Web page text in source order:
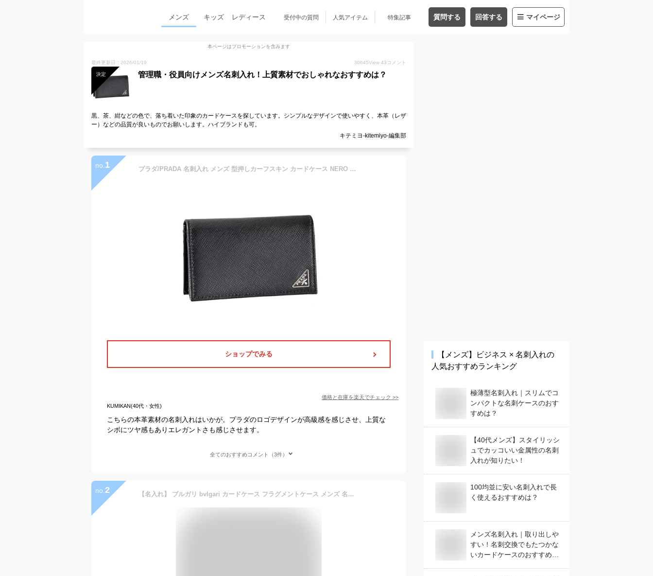
メンズ キッズ レディース 受付中の質問 人気アイテム 特集記事 質問する 回答する マイページ
本ページはプロモーションを含みます
最終更新日：2026/01/19 30645View 43 コメント
決定 管理職・役員向けメンズ名刺入れ！上質素材でおしゃれなおすすめは？
黒、茶、紺などの色で、落ち着いた印象のカードケースを探しています。シンプルなデザインで使いやすく、本革（レザ
ー）などの品質が良いものでお願いします。ハイブランドも可。
キテミヨ-kitemiyo-編集部
no. 1 プラダ/PRADA 名刺入れ メンズ 型押しカーフスキン カードケース NERO 2MC122-QHH-002
ショップでみる
価格と在庫を楽天でチェック >>
KUMIKAN(40代・女性)
こちらの本革素材の名刺入れはいかが。プラダのロゴデザインが高級感を感じさせ、上質な
シボにツヤ感もありエレガントさも感じさせます。
全てのおすすめコメント（3件）
no. 2 【名入れ】 ブルガリ bvlgari カードケース フラグメントケース メンズ 名刺入れ 本革 ブルガリブルガリ ブラック 黒 30400 BLACK 正規品 シンプル 新品 2024年 ギフト 誕生日 通販 誕生日プレゼント
【メンズ】 ビジネス × 名刺入れの
人気おすすめランキング
極薄型名刺入れ｜スリムでコ
ンパクトな名刺ケースのおす
すめは？
【40代メンズ】スタイリッシ
ュでカッコいい金属性の名刺
入れが知りたい！
100均並に安い名刺入れで長
く使えるおすすめは？
メンズ名刺入れ｜取り出しや
すい！名刺交換でもたつかな
いカードケースのおすすめ